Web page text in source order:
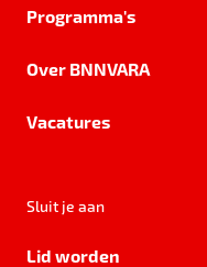
Programma's
Over BNNVARA
Vacatures
Sluit je aan
Lid worden